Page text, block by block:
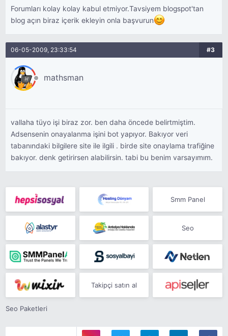
Forumları kolay kolay kabul etmiyor.Tavsiyem blogspot'tan
blog açın biraz içerik ekleyin onla başvurun
06-05-2009, 23:33:54 #3
mathsman
vallaha tüyo işi biraz zor. ben daha öncede belirtmiştim.
Adsensenin onayalanma işini bot yapıyor. Bakıyor veri
tabanındaki bilgilere site ile ilgili . birde site onaylama trafiğine
bakıyor. denk getirirsen alabilirsin. tabi bu benim varsayımım.
Smm Panel
Seo
Takipçi satın al
Seo Paketleri